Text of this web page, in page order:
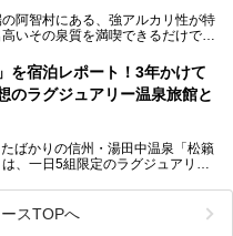
阿智村にある、強アルカリ性が特
いその泉質を満喫できるだけでな
観光スポットや、信州名物のおや
トなど、観光を楽しむにはぴった
す。
の滞在を充実させる宿泊施設や日
観光・グルメスポットに加え、ア
す。
を宿泊レポート！3年かけて
のラグジュアリー温泉旅館と
ばかりの信州・湯田中温泉「松籟
、一日5組限定のラグジュアリー
常感が味わえます。また宿泊者は
の大浴場「桃山風呂」や共同浴場の
きます。
スTOPへ